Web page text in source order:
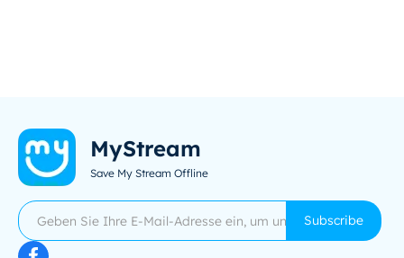
MyStream
Save My Stream Offline
Subscribe